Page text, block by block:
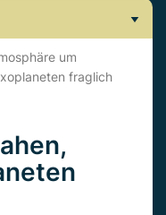
um
fraglich